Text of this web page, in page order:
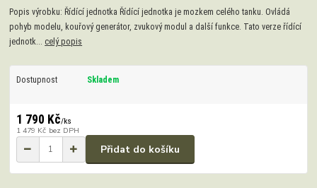
Popis výrobku: Řídící jednotka Řídící jednotka je mozkem celého tanku. Ovládá
pohyb modelu, kouřový generátor, zvukový modul a další funkce. Tato verze řídící
jednotk... celý popis
Dostupnost Skladem
1 790 Kč/ks
1 479 Kč bez DPH
Přidat do košíku